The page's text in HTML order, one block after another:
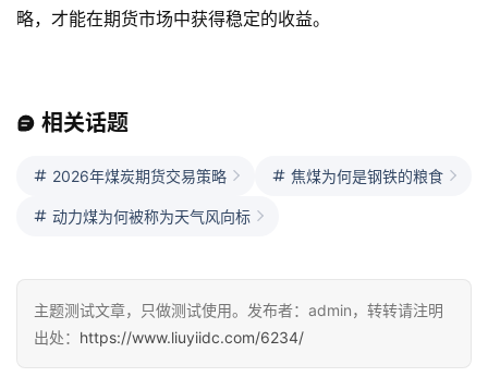
页
货
外
略，才能在期货市场中获得稳定的收益。
相关话题
2026年煤炭期货交易策略 焦煤为何是钢铁的粮食
动力煤为何被称为天气风向标
主题测试文章，只做测试使用。发布者：admin，转转请注明
出处： https://www.liuyiidc.com/6234/